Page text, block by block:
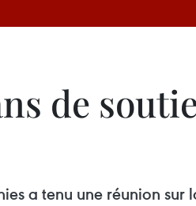
de
a tenu une réunion sur